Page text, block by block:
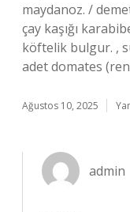
maydanoz. /
çay kaşığı
köftelik bulgur. ,
adet domates
Ağustos 10, 2025
admin